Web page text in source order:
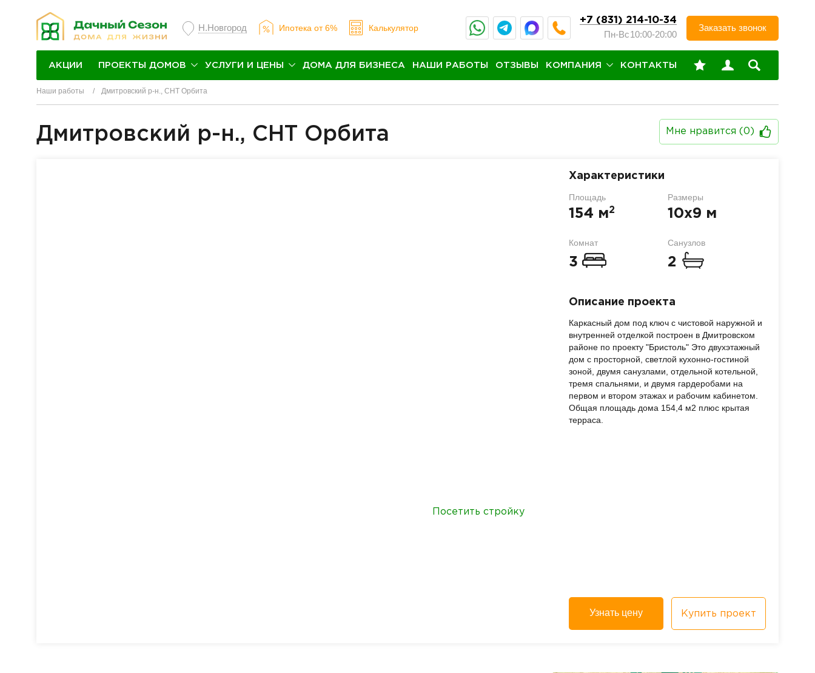
Н.Новгород Ипотека от 6% Калькулятор
+7 (831) 214-10-34
Пн-Вс10:00-20:00
Заказать звонок
АКЦИИ ПРОЕКТЫ ДОМОВ УСЛУГИ И ЦЕНЫ ДОМА ДЛЯ БИЗНЕСА НАШИ РАБОТЫ ОТЗЫВЫ КОМПАНИЯ КОНТАКТЫ
Наши работы Дмитровский р-н., СНТ Орбита
Дмитровский р-н., СНТ Орбита Мне нравится ( 0 )
Посетить стройку
Характеристики
Площадь
154 м2
Размеры
10х9 м
Комнат
3
Санузлов
2
Описание проекта
Каркасный дом под ключ с чистовой наружной и
внутренней отделкой построен в Дмитровском
районе по проекту "Бристоль" Это двухэтажный
дом с просторной, светлой кухонно-гостиной
зоной, двумя санузлами, отдельной котельной,
тремя спальнями, и двумя гардеробами на
первом и втором этажах и рабочим кабинетом.
Общая площадь дома 154,4 м2 плюс крытая
терраса.
Узнать цену Купить проект